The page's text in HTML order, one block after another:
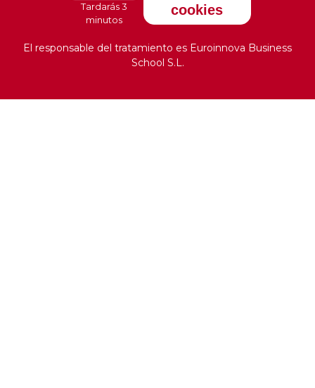
Tardarás 3
minutos
cookies
El responsable del tratamiento es Euroinnova Business
School S.L.